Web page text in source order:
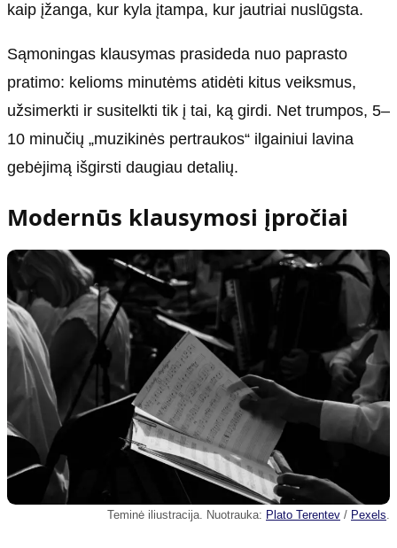
kaip įžanga, kur kyla įtampa, kur jautriai nuslūgsta.
Sąmoningas klausymas prasideda nuo paprasto
pratimo: kelioms minutėms atidėti kitus veiksmus,
užsimerkti ir susitelkti tik į tai, ką girdi. Net trumpos, 5–
10 minučių „muzikinės pertraukos“ ilgainiui lavina
gebėjimą išgirsti daugiau detalių.
Modernūs klausymosi įpročiai
Teminė iliustracija. Nuotrauka: Plato Terentev / Pexels